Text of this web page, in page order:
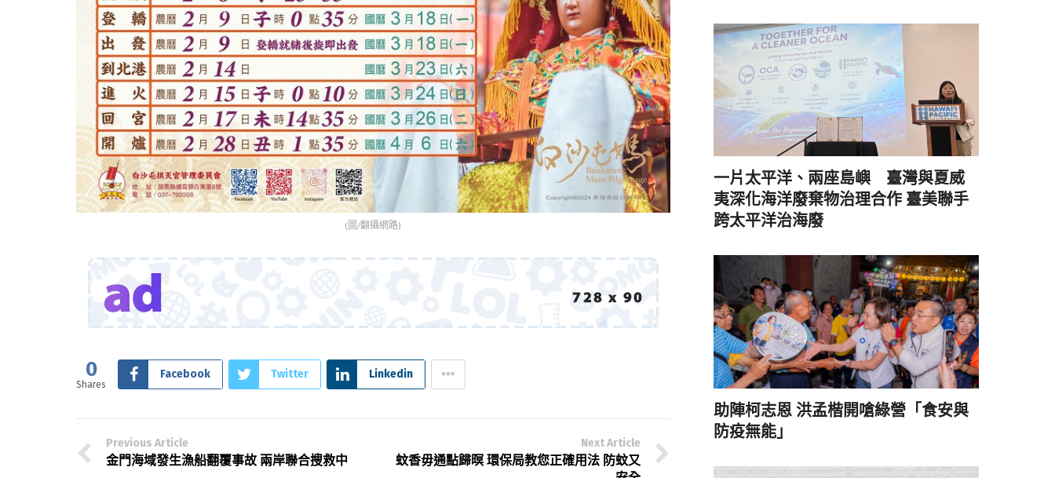
(圖/翻攝網路)
0
Shares
Facebook Twitter Linkedin
Previous Article
金門海域發生漁船翻覆事故 兩岸聯合搜救中
Next Article
蚊香毋通點歸暝 環保局教您正確用法 防蚊又
一片太平洋、兩座島嶼 臺灣與夏威
夷深化海洋廢棄物治理合作 臺美聯手
跨太平洋治海廢
助陣柯志恩 洪孟楷開嗆綠營「食安與
防疫無能」